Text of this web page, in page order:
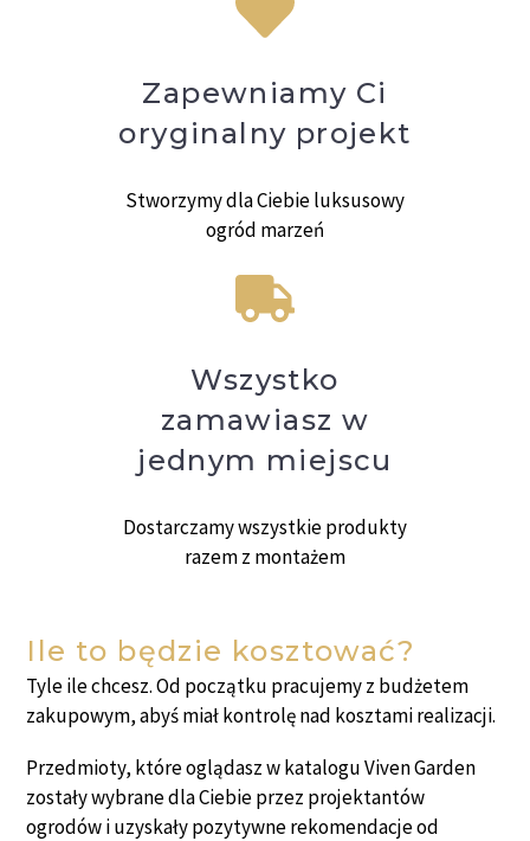
Zapewniamy Ci
oryginalny projekt
Stworzymy dla Ciebie luksusowy
ogród marzeń
Wszystko
zamawiasz w
jednym miejscu
Dostarczamy wszystkie produkty
razem z montażem
Ile to będzie kosztować?
Tyle ile chcesz. Od początku pracujemy z budżetem
zakupowym, abyś miał kontrolę nad kosztami realizacji.
Przedmioty, które oglądasz w katalogu Viven Garden
zostały wybrane dla Ciebie przez projektantów
ogrodów i uzyskały pozytywne rekomendacje od